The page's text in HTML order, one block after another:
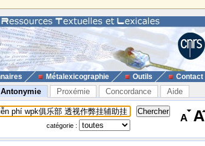
Métalexicographie Outils Contact
Antonymie Proxémie Concordance Aide
catégorie :